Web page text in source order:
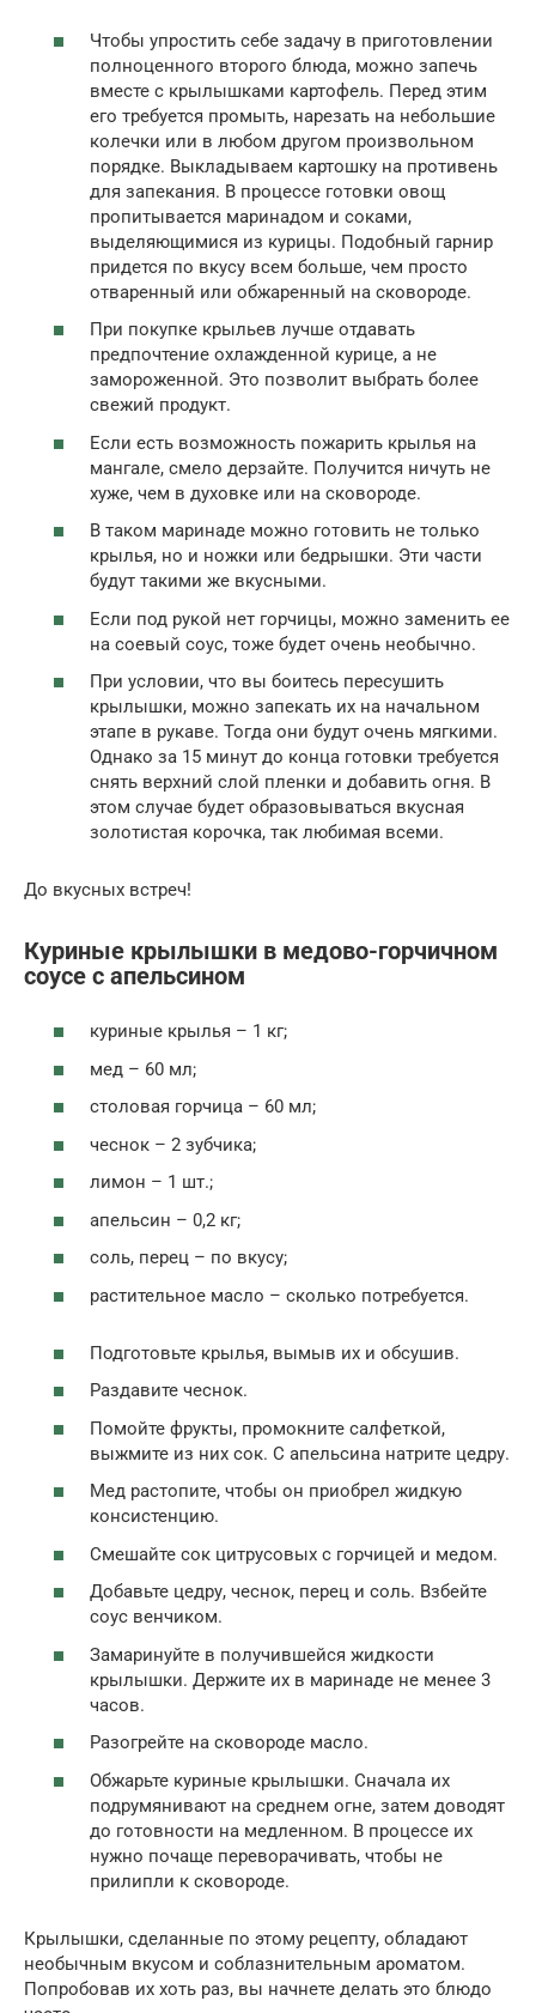
Чтобы упростить себе задачу в приготовлении
полноценного второго блюда, можно запечь
вместе с крылышками картофель. Перед этим
его требуется промыть, нарезать на небольшие
колечки или в любом другом произвольном
порядке. Выкладываем картошку на противень
для запекания. В процессе готовки овощ
пропитывается маринадом и соками,
выделяющимися из курицы. Подобный гарнир
придется по вкусу всем больше, чем просто
отваренный или обжаренный на сковороде.
При покупке крыльев лучше отдавать
предпочтение охлажденной курице, а не
замороженной. Это позволит выбрать более
свежий продукт.
Если есть возможность пожарить крылья на
мангале, смело дерзайте. Получится ничуть не
хуже, чем в духовке или на сковороде.
В таком маринаде можно готовить не только
крылья, но и ножки или бедрышки. Эти части
будут такими же вкусными.
Если под рукой нет горчицы, можно заменить ее
на соевый соус, тоже будет очень необычно.
При условии, что вы боитесь пересушить
крылышки, можно запекать их на начальном
этапе в рукаве. Тогда они будут очень мягкими.
Однако за 15 минут до конца готовки требуется
снять верхний слой пленки и добавить огня. В
этом случае будет образовываться вкусная
золотистая корочка, так любимая всеми.
До вкусных встреч!
Куриные крылышки в медово-горчичном
соусе с апельсином
куриные крылья – 1 кг;
мед – 60 мл;
столовая горчица – 60 мл;
чеснок – 2 зубчика;
лимон – 1 шт.;
апельсин – 0,2 кг;
соль, перец – по вкусу;
растительное масло – сколько потребуется.
Подготовьте крылья, вымыв их и обсушив.
Раздавите чеснок.
Помойте фрукты, промокните салфеткой,
выжмите из них сок. С апельсина натрите цедру.
Мед растопите, чтобы он приобрел жидкую
консистенцию.
Смешайте сок цитрусовых с горчицей и медом.
Добавьте цедру, чеснок, перец и соль. Взбейте
соус венчиком.
Замаринуйте в получившейся жидкости
крылышки. Держите их в маринаде не менее 3
часов.
Разогрейте на сковороде масло.
Обжарьте куриные крылышки. Сначала их
подрумянивают на среднем огне, затем доводят
до готовности на медленном. В процессе их
нужно почаще переворачивать, чтобы не
прилипли к сковороде.
Крылышки, сделанные по этому рецепту, обладают
необычным вкусом и соблазнительным ароматом.
Попробовав их хоть раз, вы начнете делать это блюдо